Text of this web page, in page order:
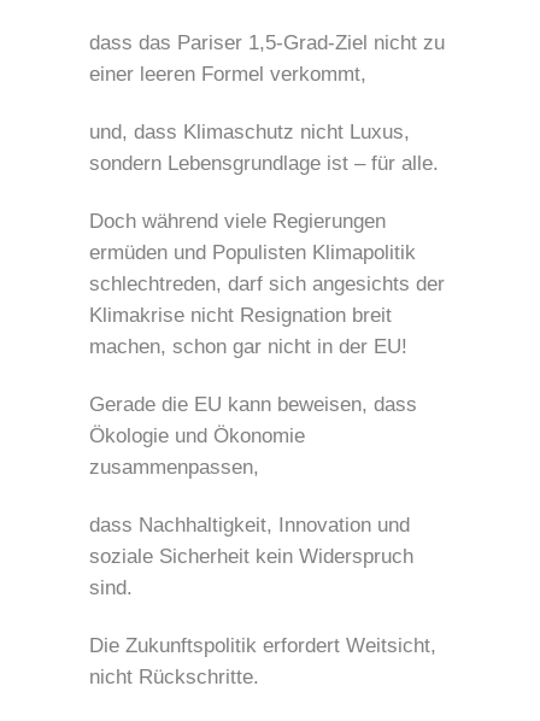
dass das Pariser 1,5-Grad-Ziel nicht zu
einer leeren Formel verkommt,
und, dass Klimaschutz nicht Luxus,
sondern Lebensgrundlage ist – für alle.
Doch während viele Regierungen
ermüden und Populisten Klimapolitik
schlechtreden, darf sich angesichts der
Klimakrise nicht Resignation breit
machen, schon gar nicht in der EU!
Gerade die EU kann beweisen, dass
Ökologie und Ökonomie
zusammenpassen,
dass Nachhaltigkeit, Innovation und
soziale Sicherheit kein Widerspruch
sind.
Die Zukunftspolitik erfordert Weitsicht,
nicht Rückschritte.